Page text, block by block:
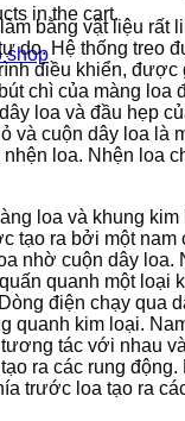
in the cart.
shop
bằng vật liệu rất
do. Hệ thống treo
điều khiển,
chì của màng loa
loa và đầu hẹp
và cuộn dây loa là
loa. Nhện loa
loa và khung
tạo ra bởi một nam
nhờ cuộn dây loa.
quanh một loại
điện chạy qua
quanh kim loại.
tác với nhau
ra các rung động.
trước loa tạo ra